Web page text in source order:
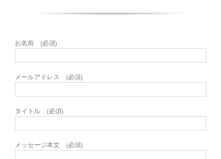
お名前 (必須)
メールアドレス (必須)
タイトル (必須)
メッセージ本文 (必須)